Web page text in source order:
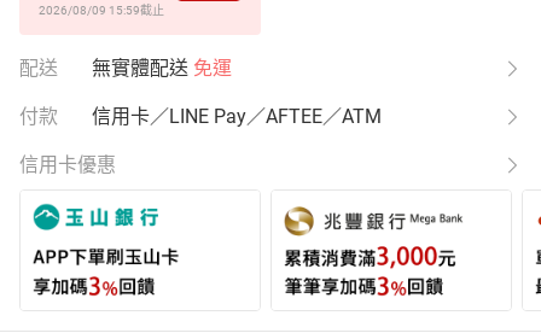
2026/08/09 15:59截止
配送 無實體配送 免運
付款 信用卡／LINE Pay／AFTEE／ATM
信用卡優惠